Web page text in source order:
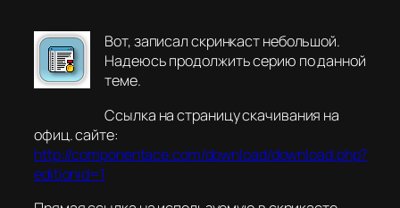
Вот, записал скринкаст небольшой.
Надеюсь продолжить серию по данной
теме.
Ссылка на страницу скачивания на
офиц. сайте:
http://componentace.com/download/download.php?
editionid=1